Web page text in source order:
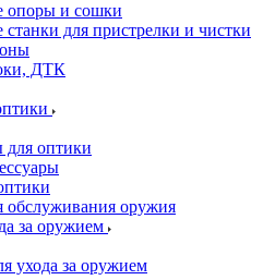
опоры и сошки
станки для пристрелки и чистки
ДТК
для оптики
обслуживания оружия
за оружием
ухода за оружием